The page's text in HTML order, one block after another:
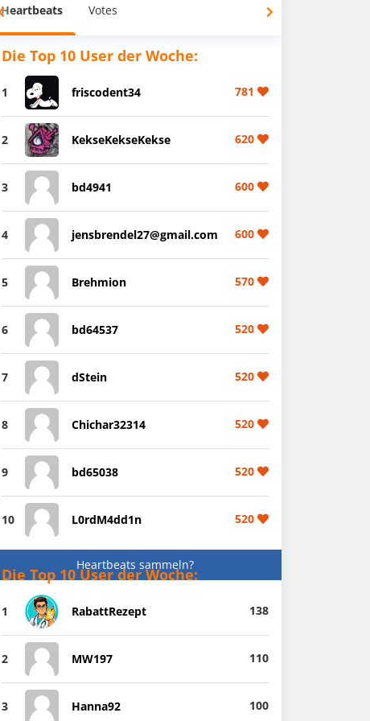
Heartbeats Votes
Die Top 10 User der Woche:
1 friscodent34 781
2 KekseKekseKekse 620
3 bd4941 600
4 jensbrendel27@gmail.com 600
5 Brehmion 570
6 bd64537 520
7 dStein 520
8 Chichar32314 520
9 bd65038 520
10 L0rdM4dd1n 520
Heartbeats sammeln?
Die Top 10 User der Woche:
1 RabattRezept 138
2 MW197 110
3 Hanna92 100